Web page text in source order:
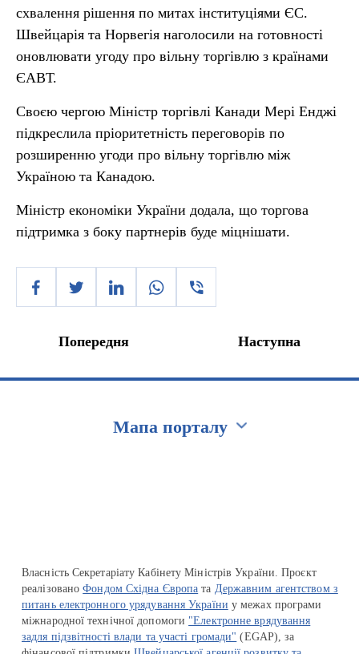
схвалення рішення по митах інституціями ЄС.
Швейцарія та Норвегія наголосили на готовності
оновлювати угоду про вільну торгівлю з країнами
ЄАВТ.
Своєю чергою Міністр торгівлі Канади Мері Енджі
підкреслила пріоритетність переговорів по
розширенню угоди про вільну торгівлю між
Україною та Канадою.
Міністр економіки України додала, що торгова
підтримка з боку партнерів буде міцнішати.
Попередня Наступна
Мапа порталу
Власність Секретаріату Кабінету Міністрів України. Проєкт
реалізованоФондом Східна Європа та Державним агентством з
питань електронного урядування України у межах програми
міжнародної технічної допомоги "Електронне врядування
задля підзвітності влади та участі громади" (EGAP), за